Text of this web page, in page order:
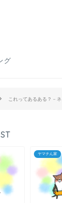
グ
これってあるある？－
ヤマチん家